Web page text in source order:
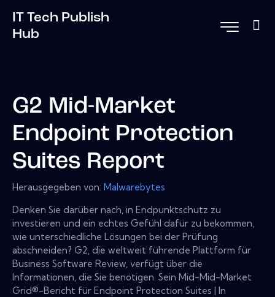
IT Tech Publish
Hub
G2 Mid-Market
Endpoint Protection
Suites Report
Herausgegeben von: Malwarebytes
Denken Sie darüber nach, in Endpunktschutz zu
investieren und ein echtes Gefühl dafür zu bekommen,
wie unterschiedliche Lösungen bei der Prüfung
abschneiden? G2, die weltweit führende Plattform für
Business Software Review, verfügt über die
Informationen, die Sie benötigen. Sein Mid-Mid-Market
Grid®-Bericht für Endpoint Protection Suites | In